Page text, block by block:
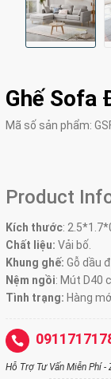
Ghế Sofa
Mã số sản phẩm:
Product
Kích thước:
Chất liệu: Vải bố.
Khung ghế: Gỗ dầu
Nệm ngồi: Mút D40
Tình trạng: Hàng
Hỗ Trợ Tư Vấn Miễn Phí -